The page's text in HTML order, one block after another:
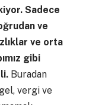
Sadece
ve
ve orta
gibi
Buradan
vergi ve